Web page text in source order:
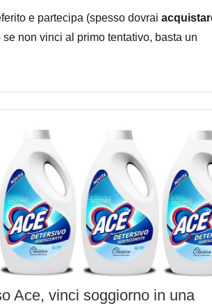
e partecipa (spesso dovrai
non vinci al primo tentativo, basta un
Ace, vinci soggiorno in una